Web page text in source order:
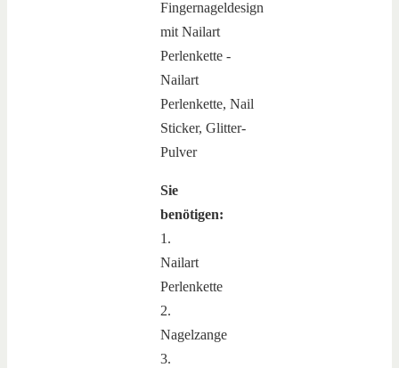
Sie
benötigen:
1.
Nailart
Perlenkette
2.
Nagelzange
3.